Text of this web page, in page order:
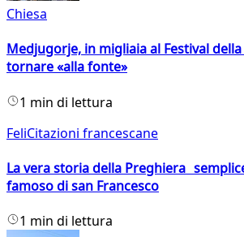
Chiesa
Medjugorje, in migliaia al Festival
tornare «alla fonte»
1 min di lettura
FeliCitazioni francescane
La vera storia della Preghiera
famoso di san Francesco
1 min di lettura